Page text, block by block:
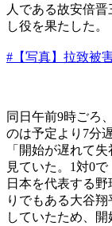
人である故安倍
し役を果たした。
#【写真】拉致被
同日午前9時ごろ
のは予定より7分
「開始が遅れて
見ていた。1対0
日本を代表する
りでもある大谷
していたため、開